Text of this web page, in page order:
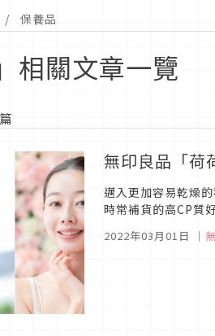
保養品
相關文章一覽
無印良品「荷
邁入更加容易乾燥
時常補貨的高CP質
2022年03月01日 ｜